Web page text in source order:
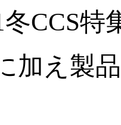
冬CCS
加え製